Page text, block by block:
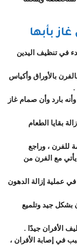
بأبها
في تنظيف اليدين
بالأوراق وأكياس
.
بارد وأن صمام غاز
بقايا الطعام
للفرن ، وراجع
مع الفرن من
عملية إزالة الدهون
بشكل جيد وتلميع
الأفران جيدًا .
في إصابة الأفران ،